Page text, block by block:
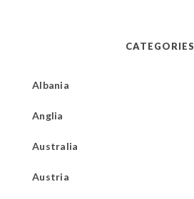
CATEGORIES
Albania
Anglia
Australia
Austria